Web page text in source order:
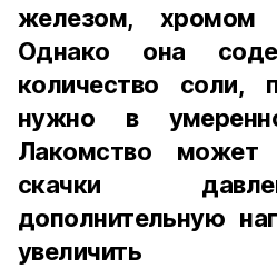
железом,
Однако она
количество соли,
нужно в
Лакомство может
скачки
дополнительную
увеличить